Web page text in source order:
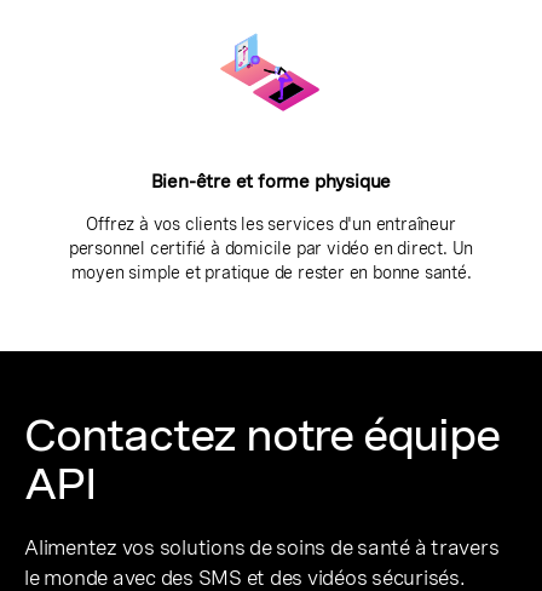
Bien-être et forme physique
Offrez à vos clients les services d'un entraîneur
personnel certifié à domicile par vidéo en direct. Un
moyen simple et pratique de rester en bonne santé.
Contactez notre équipe
API
Alimentez vos solutions de soins de santé à travers
le monde avec des SMS et des vidéos sécurisés.